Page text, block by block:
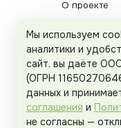
О проекте
Рекламодателям
Мы используем
аналитики и
сайт, вы даёте
(ОГРН
данных и
соглашения и
не согласны —